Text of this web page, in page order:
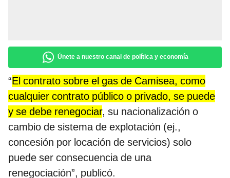
Únete a nuestro canal de política y economía
“El contrato sobre el gas de Camisea, como
cualquier contrato público o privado, se puede
y se debe renegociar, su nacionalización o
cambio de sistema de explotación (ej.,
concesión por locación de servicios) solo
puede ser consecuencia de una
renegociación”, publicó.